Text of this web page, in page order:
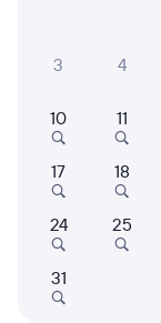
Когда
Кто едет
3 4
10 11
17 18
24 25
31